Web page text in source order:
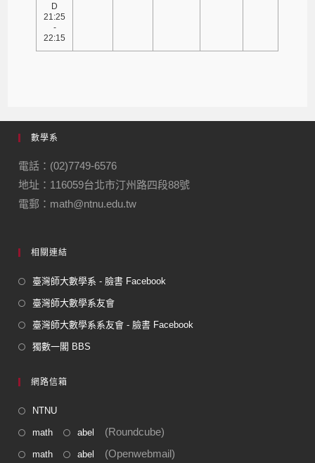
D
21:25
-
22:15
數學系
電話：(02)7749-6576
地址：116059台北市汀州路四段88號
電郵：math@ntnu.edu.tw
相關連結
臺灣師大數學系 - 臉書 Facebook
臺灣師大數學系友會
臺灣師大數學系系友會 - 臉書 Facebook
獨數一閣 BBS
網路信箱
NTNU
math abel (Roundcube)
math abel (Openwebmail)